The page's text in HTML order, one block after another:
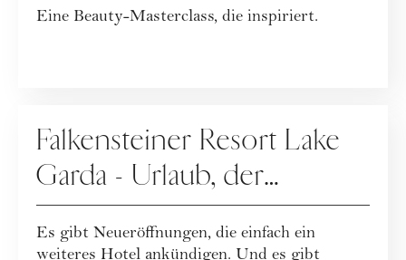
Eine Beauty-Masterclass, die inspiriert.
Falkensteiner Resort Lake
Garda - Urlaub, der
Leichtigkeit neu definiert
Es gibt Neueröffnungen, die einfach ein
weiteres Hotel ankündigen. Und es gibt